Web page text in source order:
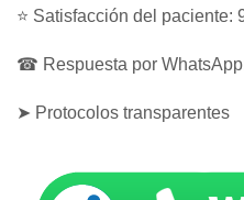
⭐ Satisfacción del paciente:
☎ Respuesta por
➤ Protocolos transparentes